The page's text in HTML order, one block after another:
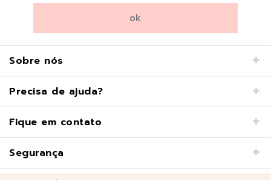
Sobre nós
Precisa de ajuda?
Fique em contato
Segurança